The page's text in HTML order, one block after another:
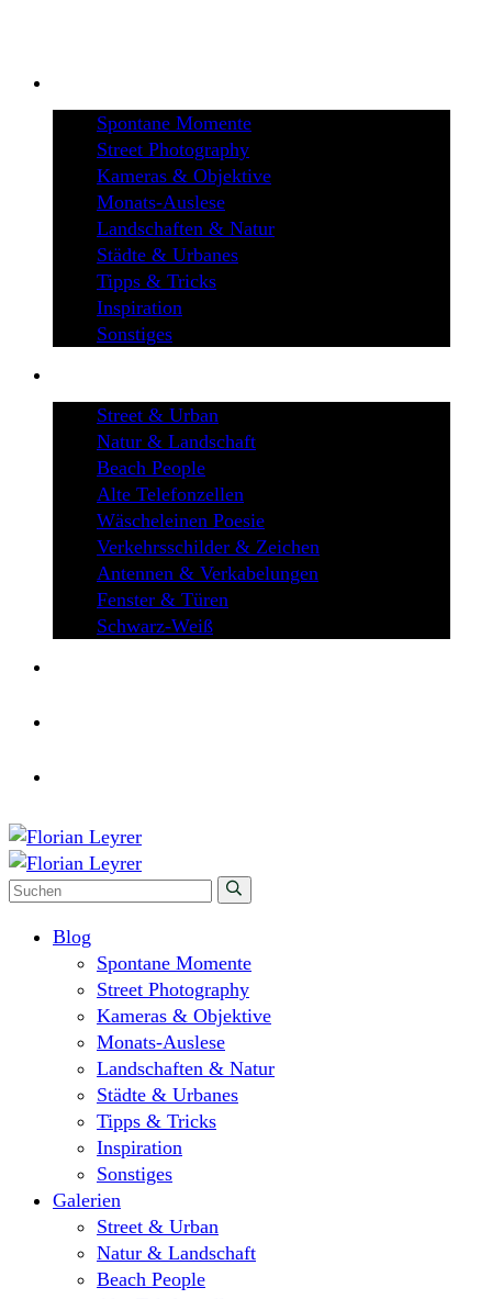
Spontane Momente
Street Photography
Kameras & Objektive
Monats-Auslese
Landschaften & Natur
Städte & Urbanes
Tipps & Tricks
Inspiration
Sonstiges
Street & Urban
Natur & Landschaft
Beach People
Alte Telefonzellen
Wäscheleinen Poesie
Verkehrsschilder & Zeichen
Antennen & Verkabelungen
Fenster & Türen
Schwarz-Weiß
Blog
Spontane Momente
Street Photography
Kameras & Objektive
Monats-Auslese
Landschaften & Natur
Städte & Urbanes
Tipps & Tricks
Inspiration
Sonstiges
Galerien
Street & Urban
Natur & Landschaft
Beach People